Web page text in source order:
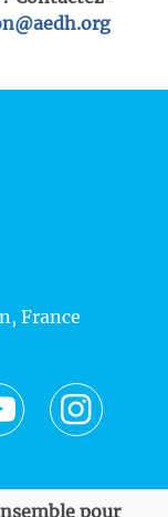
France
pour